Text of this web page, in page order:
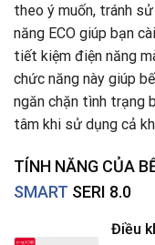
theo ý muốn, tránh
năng ECO giúp bạn
tiết kiệm điện năng
chức năng này giúp
ngăn chặn tình trạng
tâm khi sử dụng cả
TÍNH NĂNG CỦA
SMART SERI 8.0
Điều